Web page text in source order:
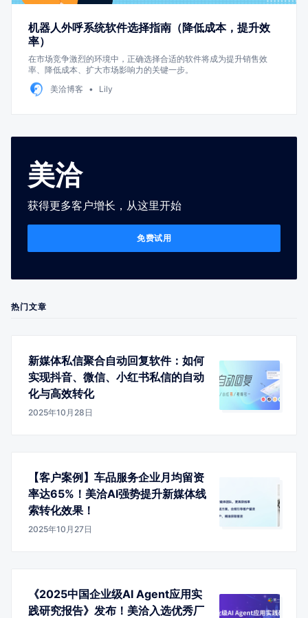
机器人外呼系统软件选择指南（降低成本，提升效
率）
在市场竞争激烈的环境中，正确选择合适的软件将成为提升销售效
率、降低成本、扩大市场影响力的关键一步。
美洽博客
Lily
美洽
获得更多客户增长，从这里开始
免费试用
热门文章
新媒体私信聚合自动回复软件：如何
实现抖音、微信、小红书私信的自动
化与高效转化
2025年10月28日
【客户案例】车品服务企业月均留资
率达65%！美洽AI强势提升新媒体线
索转化效果！
2025年10月27日
《2025中国企业级AI Agent应用实
践研究报告》发布！美洽入选优秀厂